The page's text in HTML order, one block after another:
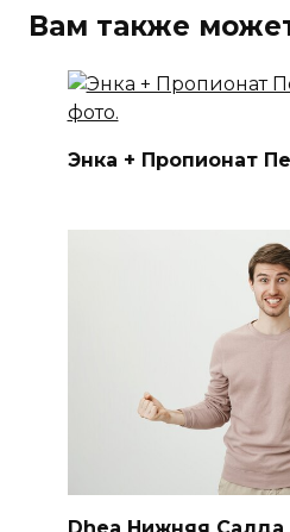
Вам также
Энка + Пропионат